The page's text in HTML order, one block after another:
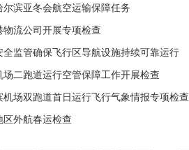
尔滨亚冬会航空运输保障任务
物流公司开展专项检查
全监管确保飞行区导航设施持续可靠运行
场二跑道运行空管保障工作开展检查
机场双跑道首日运行飞行气象情报专项检查
区外航春运检查